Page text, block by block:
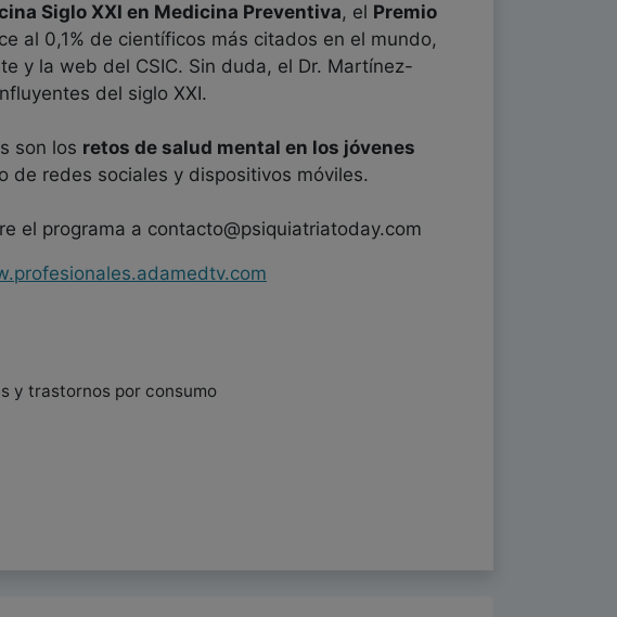
Siglo XXI en Medicina Preventiva, el Premio
al 0,1% de científicos más citados en el mundo,
y la web del CSIC. Sin duda, el Dr. Martínez-
del siglo XXI.
son los retos de salud mental en los jóvenes
de redes sociales y dispositivos móviles.
el programa a contacto@psiquiatriatoday.com
y trastornos por consumo